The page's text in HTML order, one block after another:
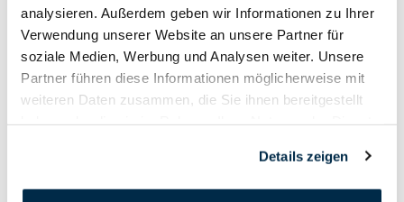
analysieren. Außerdem geben wir Informationen zu Ihrer
Verwendung unserer Website an unsere Partner für
soziale Medien, Werbung und Analysen weiter. Unsere
Partner führen diese Informationen möglicherweise mit
weiteren Daten zusammen, die Sie ihnen bereitgestellt
Details zeigen